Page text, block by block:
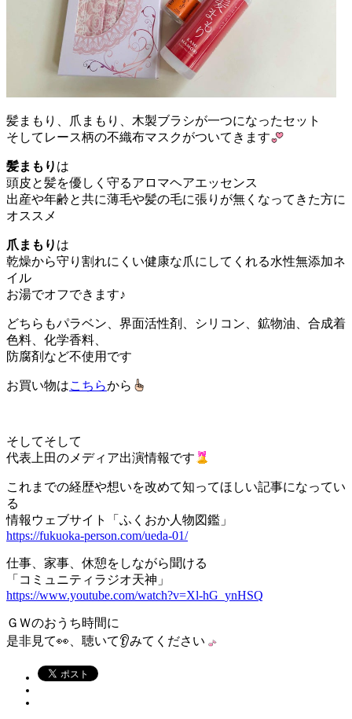
髪まもり、爪まもり、木製ブラシが一つになったセット
そしてレース柄の不織布マスクがついてきます
髪まもり は
頭皮と髪を優しく守るアロマヘアエッセンス
出産や年齢と共に薄毛や髪の毛に張りが無くなってきた方に
オススメ
爪まもり は
乾燥から守り割れにくい健康な爪にしてくれる水性無添加ネ
イル
お湯でオフできます♪
どちらもパラベン、界面活性剤、シリコン、鉱物油、合成着
色料、化学香料、
防腐剤など不使用です
お買い物はこちらから
そしてそして
代表上田のメディア出演情報です
これまでの経歴や想いを改めて知ってほしい記事になってい
る
情報ウェブサイト「ふくおか人物図鑑」
https://fukuoka-person.com/ueda-01/
仕事、家事、休憩をしながら聞ける
「コミュニティラジオ天神」
https://www.youtube.com/watch?v=Xl-hG_ynHSQ
ＧＷのおうち時間に
是非見て👀、聴いて👂みてください